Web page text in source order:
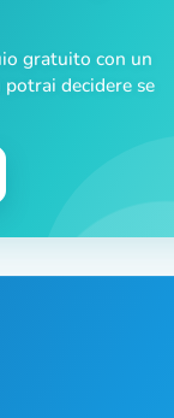
gratuito con un
decidere se